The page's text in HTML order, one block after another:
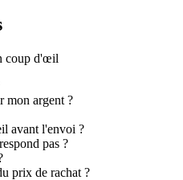
coup d'œil
mon argent ?
avant l'envoi ?
pas ?
prix de rachat ?